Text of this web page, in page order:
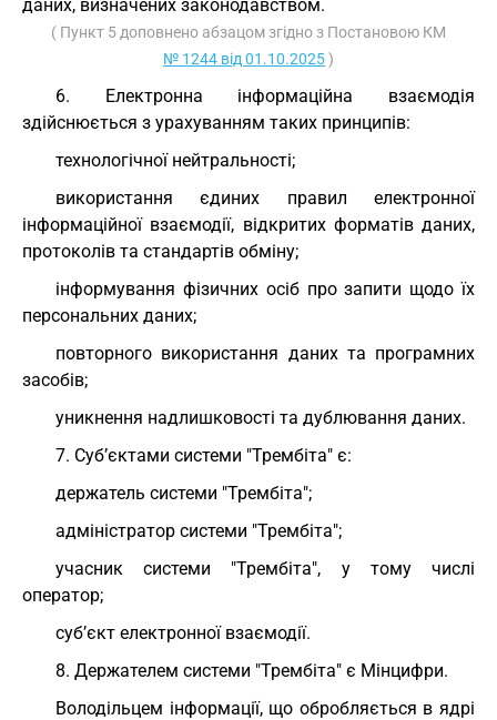
даних, визначених законодавством.
( Пункт 5 доповнено абзацом згідно з Постановою КМ
№ 1244 від 01.10.2025)
6. Електронна інформаційна взаємодія
здійснюється з урахуванням таких принципів:
технологічної нейтральності;
використання єдиних правил електронної
інформаційної взаємодії, відкритих форматів даних,
протоколів та стандартів обміну;
інформування фізичних осіб про запити щодо їх
персональних даних;
повторного використання даних та програмних
засобів;
уникнення надлишковості та дублювання даних.
7. Суб’єктами системи "Трембіта" є:
держатель системи "Трембіта";
адміністратор системи "Трембіта";
учасник системи "Трембіта", у тому числі
оператор;
суб’єкт електронної взаємодії.
8. Держателем системи "Трембіта" є Мінцифри.
Володільцем інформації, що обробляється в ядрі